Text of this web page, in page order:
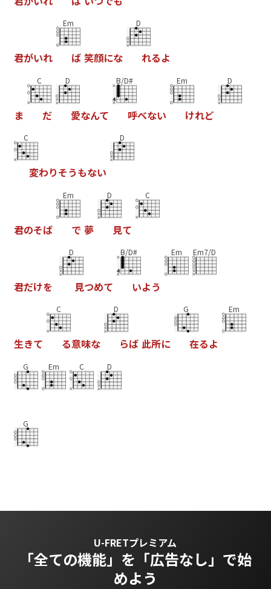
君がいれ
Em
ば 笑顔にな
D
れるよ
ま
C
だ
D
愛なんて
B/D#
呼べない
Em
けれど
D
C
変わりそうもない
D
君のそば
Em
で 夢
D
見て
C
君だけを
D
見つめて
B/D#
いよう
Em Em7/D
生きて
C
る意味な
D
らば 此所に
G
在るよ
Em
G Em C D
G
U-FRETプレミアム
「全ての機能」を 「広告なし」で始
めよう